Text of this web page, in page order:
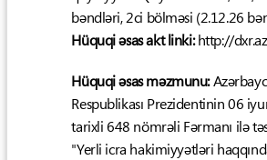
bəndləri, 2ci bölməsi (2.12.26
Hüquqi əsas akt linki:http://dxr.az
Hüquqi əsas məzmunu:
Respublikası Prezidentinin 06
tarixli 648 nömrəli Fərmanı ilə
"Yerli icra hakimiyyətləri